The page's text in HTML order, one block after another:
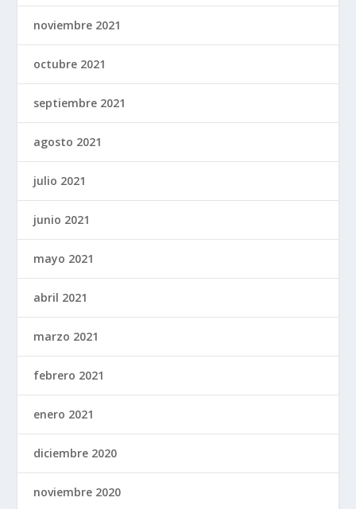
noviembre 2021
octubre 2021
septiembre 2021
agosto 2021
julio 2021
junio 2021
mayo 2021
abril 2021
marzo 2021
febrero 2021
enero 2021
diciembre 2020
noviembre 2020